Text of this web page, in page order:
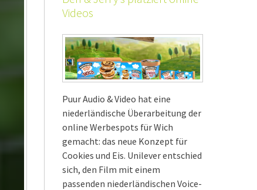
Videos
Puur Audio & Video hat eine
niederländische Überarbeitung der
online Werbespots für Wich
gemacht: das neue Konzept für
Cookies und Eis. Unilever entschied
sich, den Film mit einem
passenden niederländischen Voice-